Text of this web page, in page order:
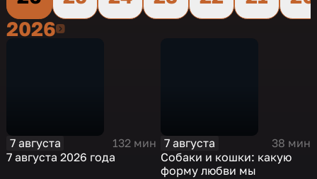
20262026
7 августа
132 мин
7 августа 2026 года
7 августа
38 мин
Собаки и кошки: какую
форму любви мы